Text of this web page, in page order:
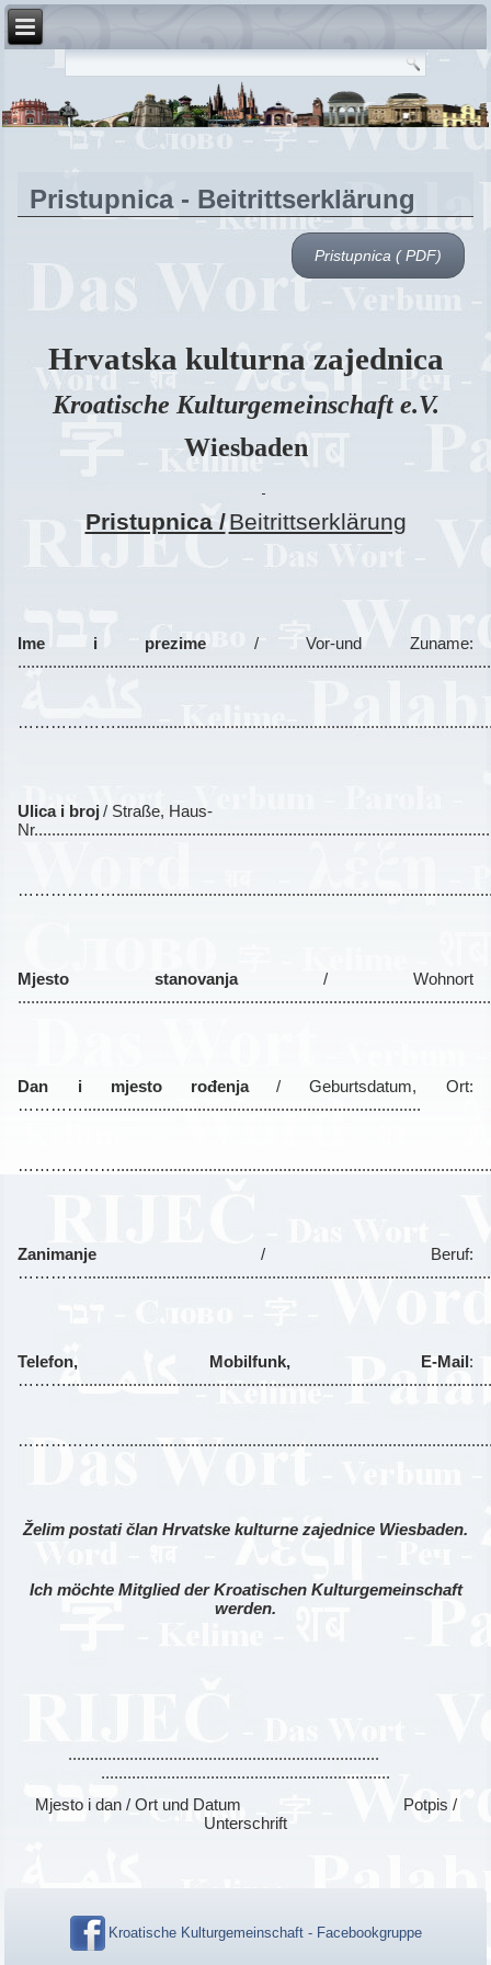
Pristupnica - Beitrittserklärung
Pristupnica ( PDF)
Hrvatska kulturna zajednica
Kroatische Kulturgemeinschaft e.V.
Wiesbaden
Pristupnica /Beitrittserklärung
Ime i prezime / Vor-und Zuname:
............................................................................................................
Ulica i broj / Straße, Haus-
Mjesto stanovanja
/ Wohnort
Dan i mjesto rođenja
/ Geburtsdatum, Ort:
………….............................................................................
………………..
Zanimanje
/ Beruf:
Telefon, Mobilfunk, E-Mail :
Želim postati član Hrvatske kulturne zajednice Wiesbaden.
Ich möchte Mitglied der Kroatischen Kulturgemeinschaft
werden.
.......................................................................
..................................................................
Mjesto i dan / Ort und Datum Potpis /
Unterschrift
Kroatische Kulturgemeinschaft - Facebookgruppe